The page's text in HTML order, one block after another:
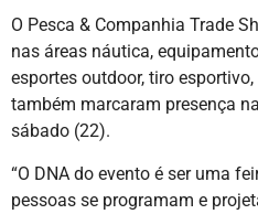
O Pesca & Companhia Trade
nas áreas náutica,
esportes outdoor, tiro
também marcaram presença
sábado (22).
“O DNA do evento é ser uma
pessoas se programam e